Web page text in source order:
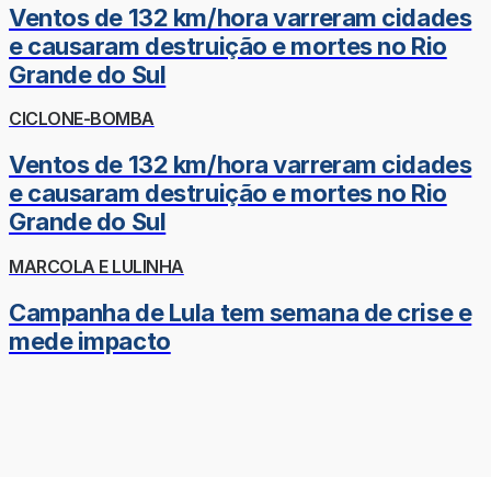
Ventos de 132 km/hora varreram cidades
e causaram destruição e mortes no Rio
Grande do Sul
CICLONE-BOMBA
Ventos de 132 km/hora varreram cidades
e causaram destruição e mortes no Rio
Grande do Sul
MARCOLA E LULINHA
Campanha de Lula tem semana de crise e
mede impacto